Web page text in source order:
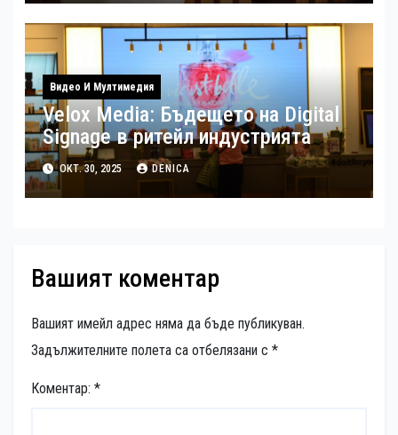
Видео И Мултимедия
Velox Media: Бъдещето на Digital
Signage в ритейл индустрията
ОКТ. 30, 2025 DENICA
Вашият коментар
Вашият имейл адрес няма да бъде публикуван.
Задължителните полета са отбелязани с *
Коментар: *